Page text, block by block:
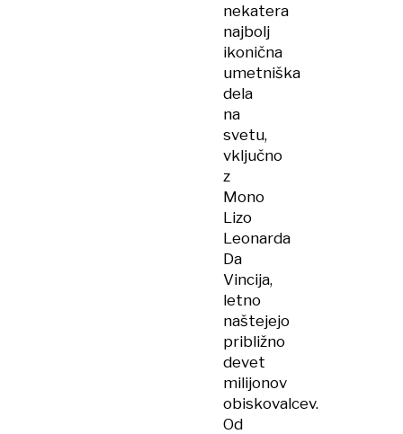
nekatera
najbolj
ikonična
umetniška
dela
na
svetu,
vključno
z
Mono
Lizo
Leonarda
Da
Vincija,
letno
naštejejo
približno
devet
milijonov
obiskovalcev.
Od